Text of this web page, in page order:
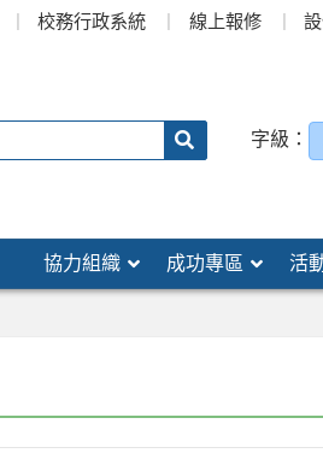
校務行政系統 線上報修
字級：
協力組織 成功專區 活